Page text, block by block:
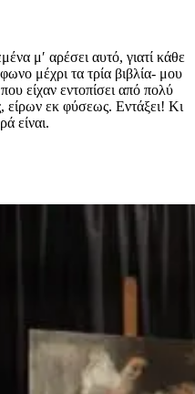
μ′ αρέσει αυτό, γιατί κάθε
μέχρι τα τρία βιβλία- μου
είχαν εντοπίσει από πολύ
είρων εκ φύσεως. Εντάξει! Κι
είναι.